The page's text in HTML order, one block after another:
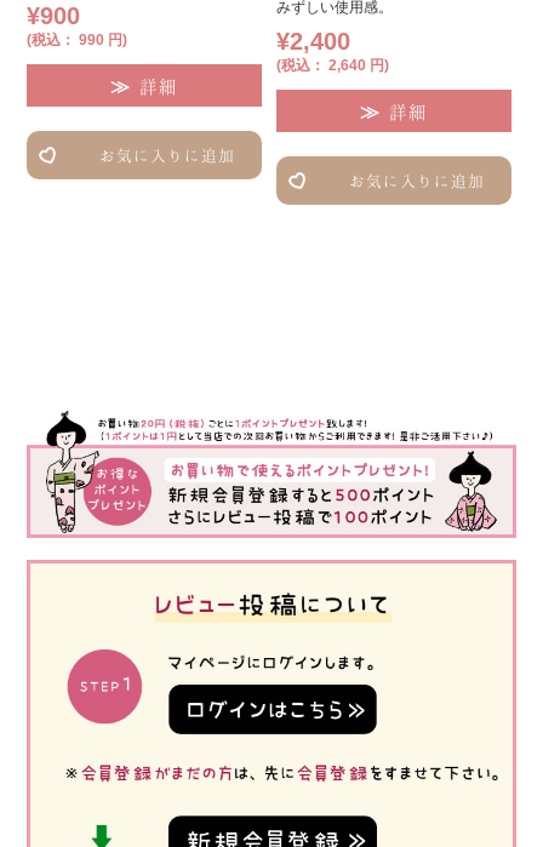
¥900
(税込： 990 円)
詳細
みずしい使用感。
¥2,400
(税込： 2,640 円)
詳細